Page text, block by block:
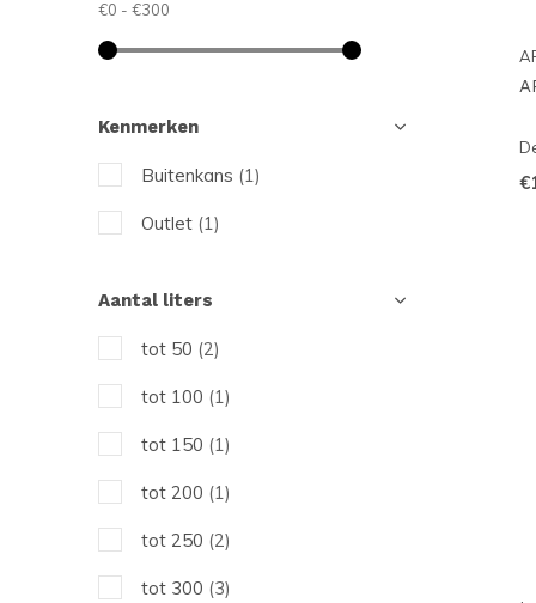
Hobby
JBL
Juwel
Superfish
Tetra
€0 - €300
Kenmerken
Buitenkans (1)
Outlet (1)
Aantal liters
tot 50 (2)
tot 100 (1)
tot 150 (1)
tot 200 (1)
tot 250 (2)
tot 300 (3)